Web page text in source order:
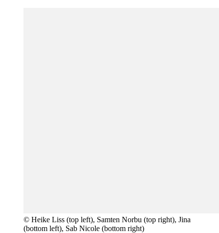
© Heike Liss (top left), Samten Norbu (top right), Jina
(bottom left), Sab Nicole (bottom right)